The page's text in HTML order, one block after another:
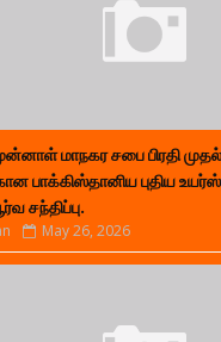
மாநகர சபை பிரதி
பாக்கிஸ்தானிய புதிய
சந்திப்பு.
May 26, 2026